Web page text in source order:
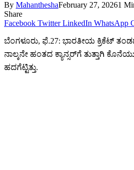
By MahantheshaFebruary 27, 20261
Share
Facebook Twitter LinkedIn WhatsApp
ಬೆಂಗಳೂರು, ಫೆ.27: ಭಾರತೀಯ ಕ್ರಿಕೆಟ್
ನಾಲ್ಕನೇ ಹಂತದ ಕ್ಯಾನ್ಸರ್‌ಗೆ ತುತ್ತಾಗಿ
ಹದಗೆಟ್ಟಿತ್ತು.